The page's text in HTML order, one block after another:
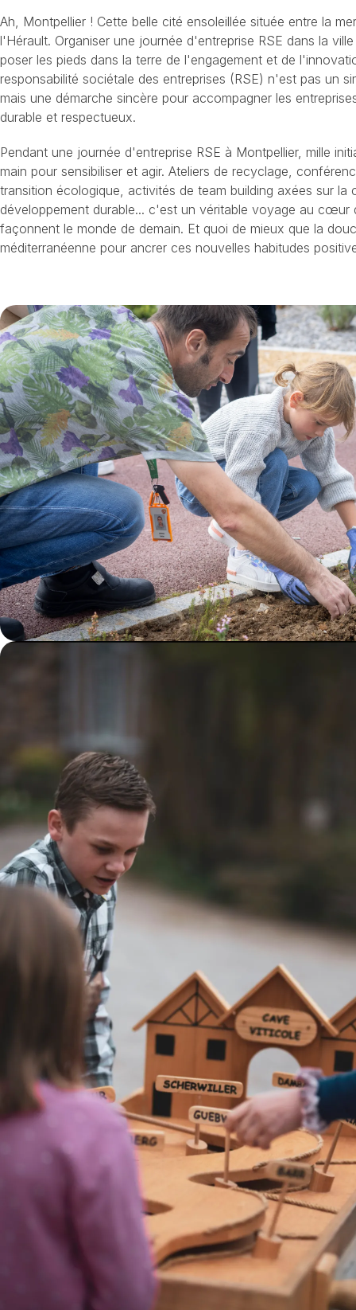
Ah, Montpellier ! Cette belle cité ensoleillée située entre la
l'Hérault. Organiser une journée d'entreprise RSE dans la
poser les pieds dans la terre de l'engagement et de
responsabilité sociétale des entreprises (RSE) n'est pas un
mais une démarche sincère pour accompagner les
durable et respectueux.
Pendant une journée d'entreprise RSE à Montpellier, mille
main pour sensibiliser et agir. Ateliers de recyclage,
transition écologique, activités de team building axées sur la
développement durable... c'est un véritable voyage au cœur
façonnent le monde de demain. Et quoi de mieux que la
méditerranéenne pour ancrer ces nouvelles habitudes